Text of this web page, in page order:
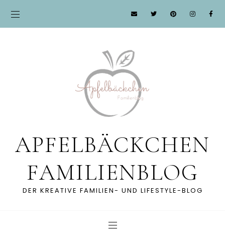
APFELBÄCKCHEN
FAMILIENBLOG
DER KREATIVE FAMILIEN- UND LIFESTYLE-BLOG